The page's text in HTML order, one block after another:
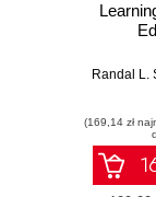
Randal L.
(169,14 zł